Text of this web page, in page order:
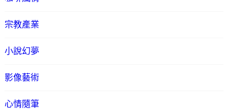
宗教產業
小說幻夢
影像藝術
心情隨筆